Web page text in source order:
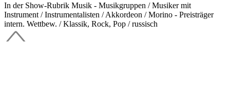
In der Show-Rubrik Musik - Musikgruppen / Musiker mit
Instrument / Instrumentalisten / Akkordeon / Morino - Preisträger
intern. Wettbew. / Klassik, Rock, Pop / russisch